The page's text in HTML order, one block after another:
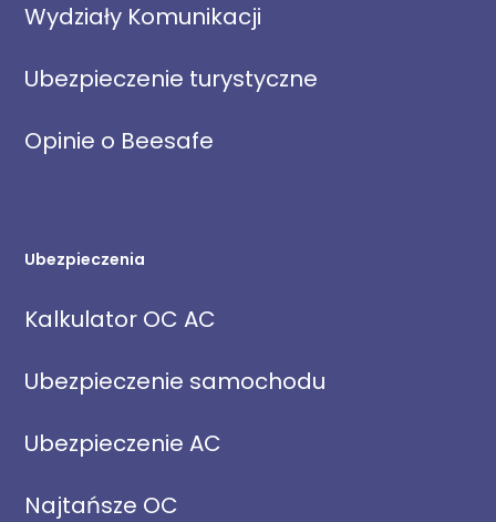
Wydziały Komunikacji
Ubezpieczenie turystyczne
Opinie o Beesafe
Ubezpieczenia
Kalkulator OC AC
Ubezpieczenie samochodu
Ubezpieczenie AC
Najtańsze OC